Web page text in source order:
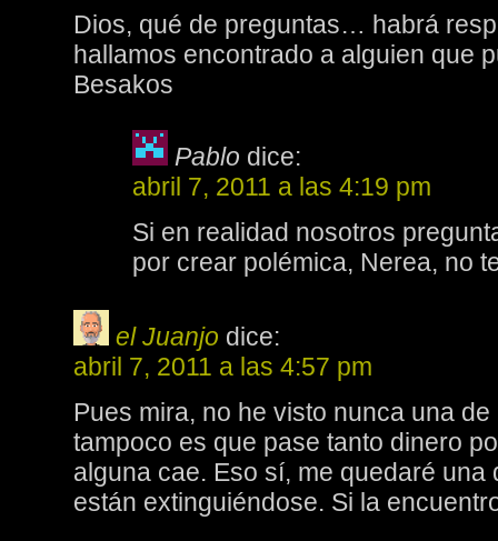
Dios, qué de preguntas… habrá
hallamos encontrado a alguien que
Besakos
Pablo dice:
abril 7, 2011 a las 4:19 pm
Si en realidad nosotros
por crear polémica, Nerea, no
el Juanjo dice:
abril 7, 2011 a las 4:57 pm
Pues mira, no he visto nunca una
tampoco es que pase tanto dinero
alguna cae. Eso sí, me quedaré
están extinguiéndose. Si la